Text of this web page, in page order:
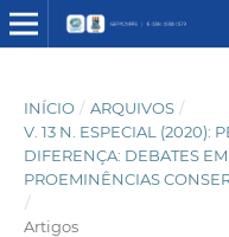
INÍCIO / ARQUIVOS /
V. 13 N. ESPECIAL (2020):
DIFERENÇA: DEBATES
PROEMINÊNCIAS
/
Artigos